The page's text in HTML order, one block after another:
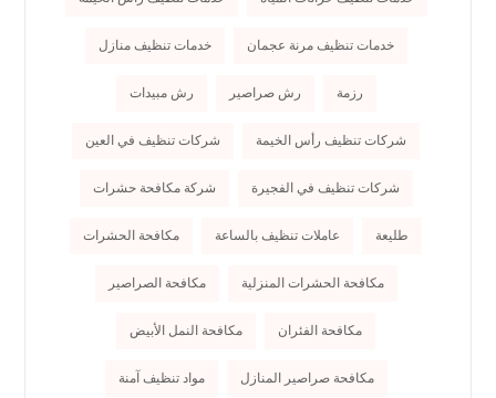
خدمات تنظيف مرنة عجمان خدمات تنظيف منازل
رزمة رش صراصير رش مبيدات
شركات تنظيف رأس الخيمة شركات تنظيف في العين
شركات تنظيف في الفجيرة شركة مكافحة حشرات
طليعة عاملات تنظيف بالساعة مكافحة الحشرات
مكافحة الحشرات المنزلية مكافحة الصراصير
مكافحة الفئران مكافحة النمل الأبيض
مكافحة صراصير المنازل مواد تنظيف آمنة